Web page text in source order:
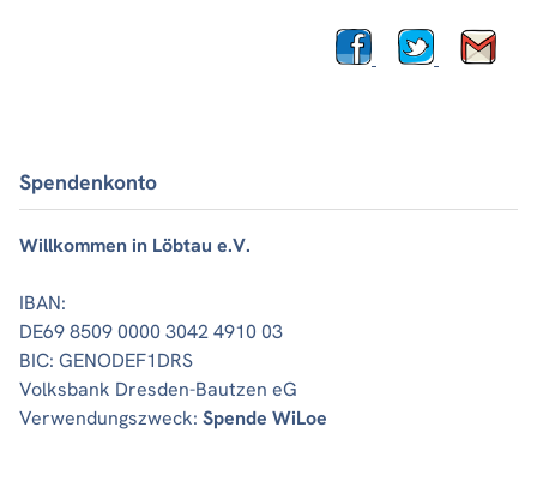
Spendenkonto
Willkommen in Löbtau e.V.
IBAN:
DE69 8509 0000 3042 4910 03
BIC: GENODEF1DRS
Volksbank Dresden-Bautzen eG
Verwendungszweck: Spende WiLoe